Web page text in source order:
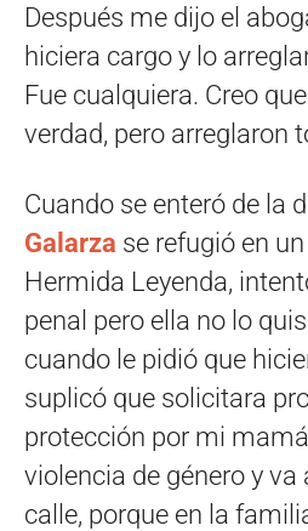
Después me dijo el
hiciera cargo y lo
Fue cualquiera. Creo
verdad, pero arreglaron
Cuando se enteró de la
Galarza se refugió en
Hermida Leyenda,
penal pero ella no lo
cuando le pidió que
suplicó que solicitara
protección por mi
violencia de género y va
calle, porque en la